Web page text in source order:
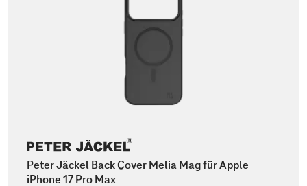
Peter Jäckel Back Cover Melia Mag für Apple
iPhone 17 Pro Max